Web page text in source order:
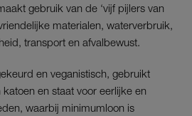
gebruik van de ‘vijf pijlers van
materialen, waterverbruik,
transport en afvalbewust.
en veganistisch, gebruikt
en staat voor eerlijke en
waarbij minimumloon is